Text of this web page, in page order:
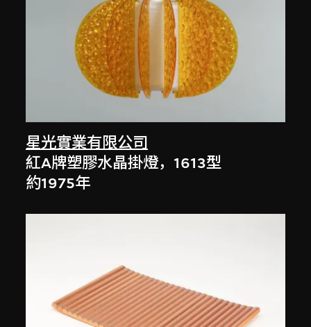
星光實業有限公司
紅A牌塑膠水晶掛燈，1613型
約1975年